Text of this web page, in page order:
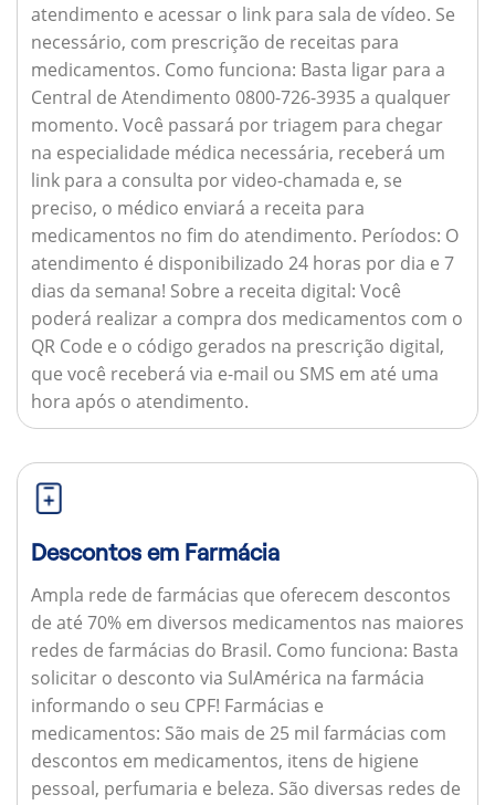
atendimento e acessar o link para sala de vídeo. Se
necessário, com prescrição de receitas para
medicamentos. Como funciona: Basta ligar para a
Central de Atendimento 0800-726-3935 a qualquer
momento. Você passará por triagem para chegar
na especialidade médica necessária, receberá um
link para a consulta por video-chamada e, se
preciso, o médico enviará a receita para
medicamentos no fim do atendimento. Períodos: O
atendimento é disponibilizado 24 horas por dia e 7
dias da semana! Sobre a receita digital: Você
poderá realizar a compra dos medicamentos com o
QR Code e o código gerados na prescrição digital,
que você receberá via e-mail ou SMS em até uma
hora após o atendimento.
Descontos em Farmácia
Ampla rede de farmácias que oferecem descontos
de até 70% em diversos medicamentos nas maiores
redes de farmácias do Brasil. Como funciona: Basta
solicitar o desconto via SulAmérica na farmácia
informando o seu CPF! Farmácias e
medicamentos: São mais de 25 mil farmácias com
descontos em medicamentos, itens de higiene
pessoal, perfumaria e beleza. São diversas redes de